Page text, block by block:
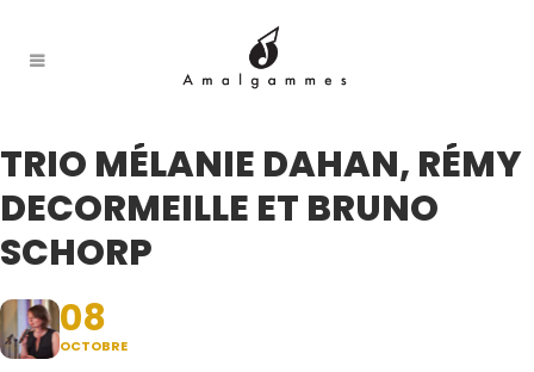
TRIO MÉLANIE DAHAN, RÉMY
DECORMEILLE ET BRUNO
SCHORP
08
OCTOBRE